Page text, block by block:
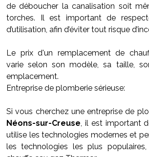
de déboucher la canalisation soit
torches. Il est important de
d’utilisation, afin d’éviter tout risque
Le prix d'un remplacement de
varie selon son modèle, sa taille,
emplacement.
Entreprise de plomberie sérieuse:
Si vous cherchez une entreprise de
Néons-sur-Creuse, il est important
utilise les technologies modernes et
les technologies les plus